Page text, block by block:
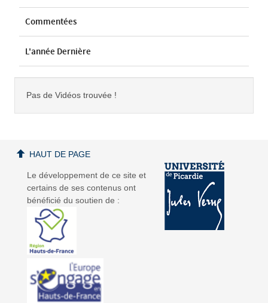
Commentées
L'année Dernière
Pas de Vidéos trouvée !
Le développement de ce site et
certains de ses contenus ont
bénéficié du soutien de :
HAUT DE PAGE